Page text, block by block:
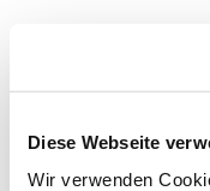
Diese Webseite
Wir verwenden